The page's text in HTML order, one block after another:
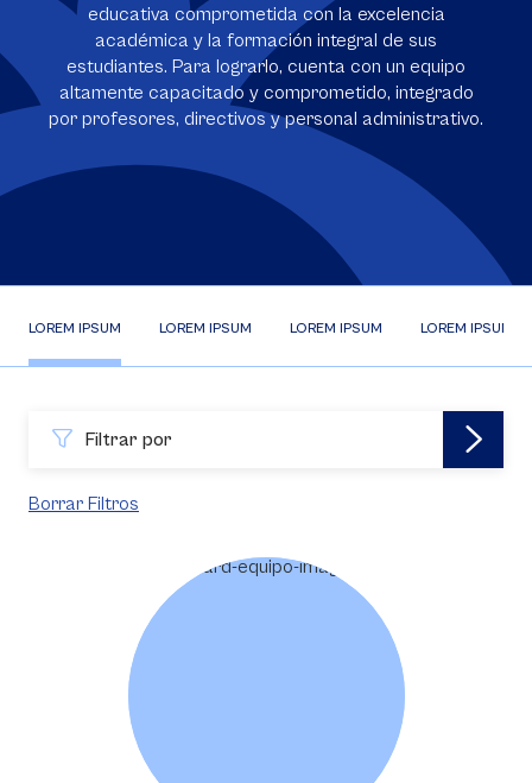
educativa comprometida con la excelencia
académica y la formación integral de sus
estudiantes. Para lograrlo, cuenta con un equipo
altamente capacitado y comprometido, integrado
por profesores, directivos y personal administrativo.
LOREM IPSUM LOREM IPSUM LOREM IPSUM LOREM IPSUM
Filtrar por
Borrar Filtros